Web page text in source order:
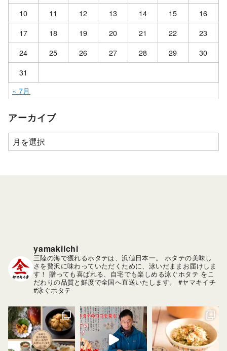
10
11 12 13 14 15
16
17
18 19 20 21 22
23
24
25 26 27 28 29
30
31
« 7月
アーカイブ
ア
ー
yamakiichi
三陸の海で獲れるホタテは、浜値日本一。
ホタテの美味し
さを贅沢に味わっていただくために、泳いだままお届けしま
す！ 贈っても喜ばれる、自宅でも楽しめる泳ぐホタテ をこ
だわりの品質と鮮度で全国へ直送いたします。
#ヤマキイチ
#泳ぐホタテ